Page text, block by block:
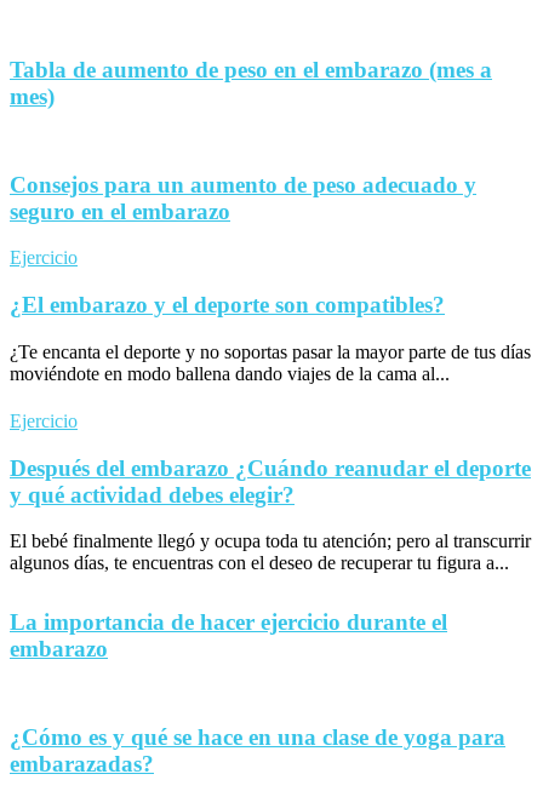
Tabla de aumento de peso en el embarazo (mes a
mes)
Consejos para un aumento de peso adecuado y
seguro en el embarazo
Ejercicio
¿El embarazo y el deporte son compatibles?
¿Te encanta el deporte y no soportas pasar la mayor parte de tus días
moviéndote en modo ballena dando viajes de la cama al...
Ejercicio
Después del embarazo ¿Cuándo reanudar el deporte
y qué actividad debes elegir?
El bebé finalmente llegó y ocupa toda tu atención; pero al transcurrir
algunos días, te encuentras con el deseo de recuperar tu figura a...
La importancia de hacer ejercicio durante el
embarazo
¿Cómo es y qué se hace en una clase de yoga para
embarazadas?